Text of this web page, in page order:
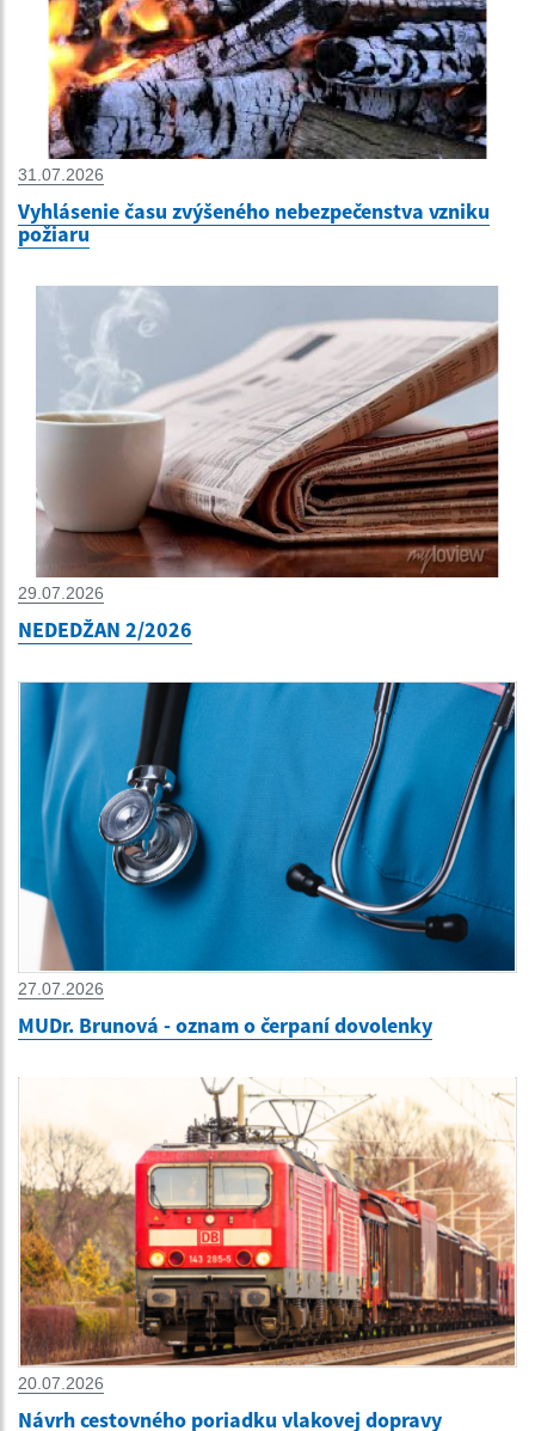
31.07.2026
Vyhlásenie času zvýšeného nebezpečenstva vzniku
požiaru
29.07.2026
NEDEDŽAN 2/2026
27.07.2026
MUDr. Brunová - oznam o čerpaní dovolenky
20.07.2026
Návrh cestovného poriadku vlakovej dopravy